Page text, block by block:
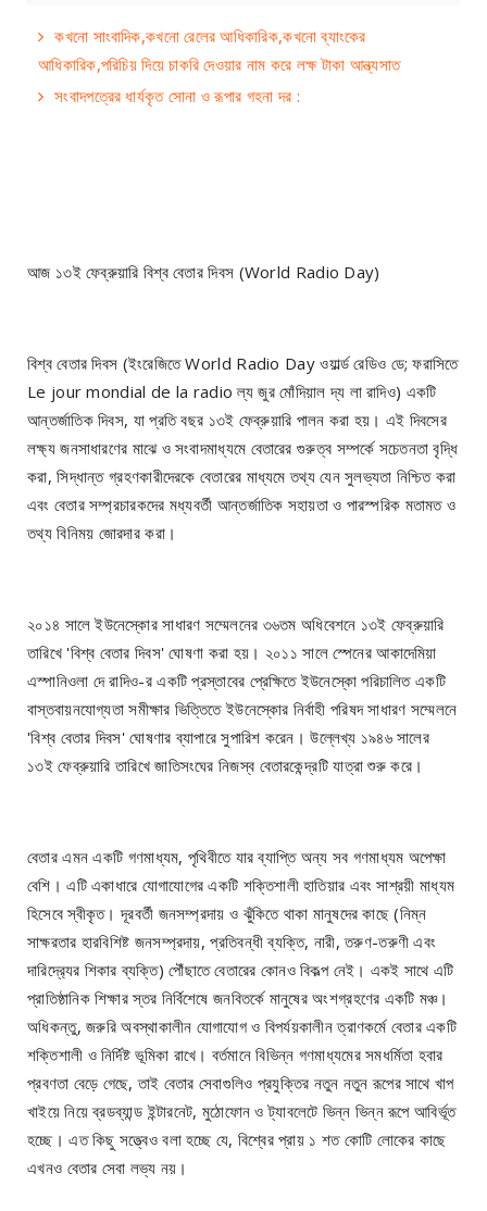
কখনো সাংবাদিক,কখনো রেলের আধিকারিক,কখনো ব্যাংকের
আধিকারিক,পরিচিয় দিয়ে চাকরি দেওয়ার নাম করে লক্ষ টাকা আন্ত্যসাত
সংবাদপত্রের ধার্যকৃত সোনা ও রূপার গহনা দর :
আজ ১৩ই ফেব্রুয়ারি বিশ্ব বেতার দিবস (World Radio Day)
বিশ্ব বেতার দিবস (ইংরেজিতে World Radio Day ওয়ার্ল্ড রেডিও ডে; ফরাসিতে
Le jour mondial de la radio ল্য জুর মোঁদিয়াল দ্য লা রাদিও) একটি
আন্তর্জাতিক দিবস, যা প্রতি বছর ১৩ই ফেব্রুয়ারি পালন করা হয়। এই দিবসের
লক্ষ্য জনসাধারণের মাঝে ও সংবাদমাধ্যমে বেতারের গুরুত্ব সম্পর্কে সচেতনতা বৃদ্ধি
করা, সিদ্ধান্ত গ্রহণকারীদেরকে বেতারের মাধ্যমে তথ্য যেন সুলভ্যতা নিশ্চিত করা
এবং বেতার সম্প্রচারকদের মধ্যবর্তী আন্তর্জাতিক সহায়তা ও পারস্পরিক মতামত ও
তথ্য বিনিময় জোরদার করা।
২০১৪ সালে ইউনেস্কোর সাধারণ সম্মেলনের ৩৬তম অধিবেশনে ১৩ই ফেব্রুয়ারি
তারিখে 'বিশ্ব বেতার দিবস' ঘোষণা করা হয়। ২০১১ সালে স্পেনের আকাদেমিয়া
এস্পানিওলা দে রাদিও-র একটি প্রস্তাবের প্রেক্ষিতে ইউনেস্কো পরিচালিত একটি
বাস্তবায়নযোগ্যতা সমীক্ষার ভিত্তিতে ইউনেস্কোর নির্বাহী পরিষদ সাধারণ সম্মেলনে
'বিশ্ব বেতার দিবস' ঘোষণার ব্যাপারে সুপারিশ করেন। উল্লেখ্য ১৯৪৬ সালের
১৩ই ফেব্রুয়ারি তারিখে জাতিসংঘের নিজস্ব বেতারকেন্দ্রটি যাত্রা শুরু করে।
বেতার এমন একটি গণমাধ্যম, পৃথিবীতে যার ব্যাপ্তি অন্য সব গণমাধ্যম অপেক্ষা
বেশি। এটি একাধারে যোগাযোগের একটি শক্তিশালী হাতিয়ার এবং সাশ্রয়ী মাধ্যম
হিসেবে স্বীকৃত। দূরবর্তী জনসম্প্রদায় ও ঝুঁকিতে থাকা মানুষদের কাছে (নিম্ন
সাক্ষরতার হারবিশিষ্ট জনসম্প্রদায়, প্রতিবন্ধী ব্যক্তি, নারী, তরুণ-তরুণী এবং
দারিদ্র‍্যের শিকার ব্যক্তি) পৌঁছাতে বেতারের কোনও বিকল্প নেই। একই সাথে এটি
প্রাতিষ্ঠানিক শিক্ষার স্তর নির্বিশেষে জনবিতর্কে মানুষের অংশগ্রহণের একটি মঞ্চ।
অধিকন্তু, জরুরি অবস্থাকালীন যোগাযোগ ও বিপর্যয়কালীন ত্রাণকর্মে বেতার একটি
শক্তিশালী ও নির্দিষ্ট ভূমিকা রাখে। বর্তমানে বিভিন্ন গণমাধ্যমের সমধর্মিতা হবার
প্রবণতা বেড়ে গেছে, তাই বেতার সেবাগুলিও প্রযুক্তির নতুন নতুন রূপের সাথে খাপ
খাইয়ে নিয়ে ব্রডব্যান্ড ইন্টারনেট, মুঠোফোন ও ট্যাবলেটে ভিন্ন ভিন্ন রূপে আবির্ভূত
হচ্ছে। এত কিছু সত্ত্বেও বলা হচ্ছে যে, বিশ্বের প্রায় ১ শত কোটি লোকের কাছে
এখনও বেতার সেবা লভ্য নয়।